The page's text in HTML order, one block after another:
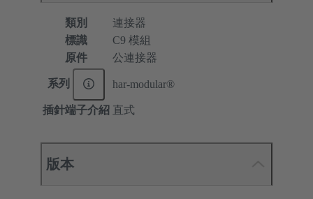
類別
連接器
標識
C9 模組
原件
公連接器
系列 har-modular®
插針端子介紹 直式
版本